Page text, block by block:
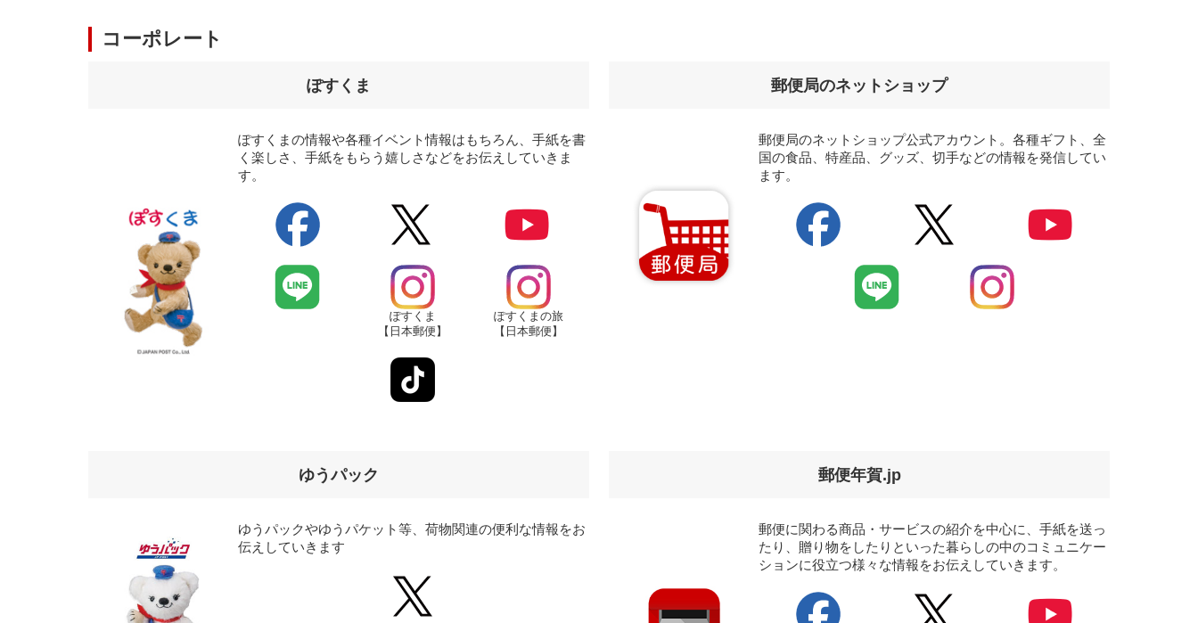
コーポレート
ぽすくま
ぽすくまの情報や各種イベント情報はもちろん、手紙を書
く楽しさ、手紙をもらう嬉しさなどをお伝えしていきま
す。
ぽすくま
【日本郵便】
ぽすくまの旅
【日本郵便】
郵便局のネットショップ
郵便局のネットショップ公式アカウント。各種ギフト、全
国の食品、特産品、グッズ、切手などの情報を発信してい
ます。
ゆうパック
ゆうパックやゆうパケット等、荷物関連の便利な情報をお
伝えしていきます
郵便年賀.jp
郵便に関わる商品・サービスの紹介を中心に、手紙を送っ
たり、贈り物をしたりといった暮らしの中のコミュニケー
ションに役立つ様々な情報をお伝えしていきます。